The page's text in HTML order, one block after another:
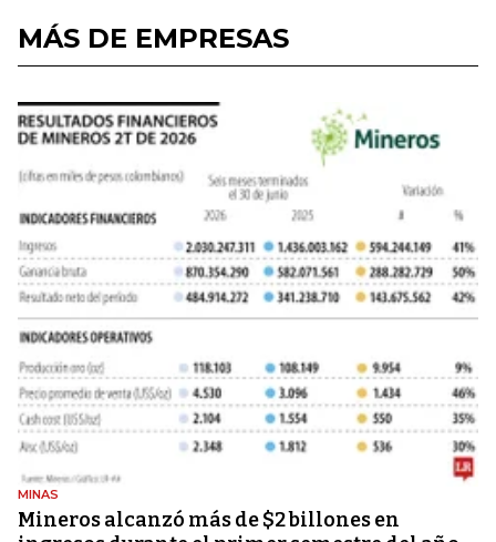
MÁS DE EMPRESAS
MINAS
Mineros alcanzó más de $2 billones en